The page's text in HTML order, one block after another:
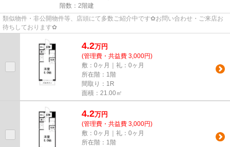
階数：2階建
類似物件・非公開物件等、店頭にて多数ご紹介中です✿お問い合わせ・ご来店お
待ちしております✿
4.2万円
(管理費・共益費 3,000円)
敷：0ヶ月｜礼：0ヶ月
所在階：1階
間取り：1R
面積：21.00㎡
4.2万円
(管理費・共益費 3,000円)
敷：0ヶ月｜礼：0ヶ月
所在階：1階